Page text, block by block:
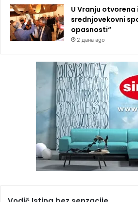
U Vranju otvorena
srednjovekovni
opasnosti“
2 дана ago